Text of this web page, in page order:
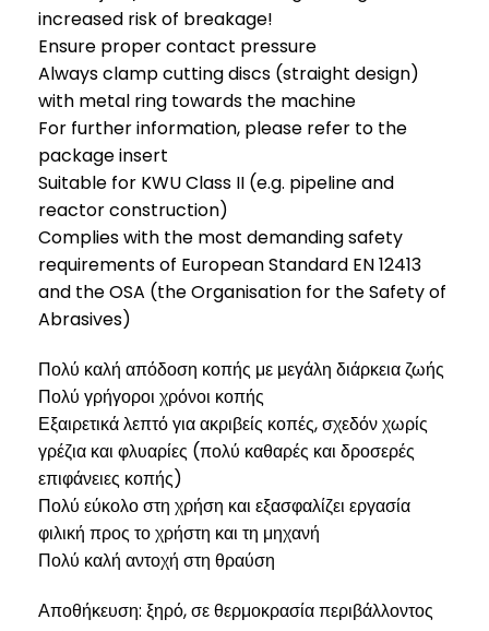
increased risk of breakage!
Ensure proper contact pressure
Always clamp cutting discs (straight design)
with metal ring towards the machine
For further information, please refer to the
package insert
Suitable for KWU Class II (e.g. pipeline and
reactor construction)
Complies with the most demanding safety
requirements of European Standard EN 12413
and the OSA (the Organisation for the Safety of
Abrasives)
Πολύ καλή απόδοση κοπής με μεγάλη διάρκεια ζωής
Πολύ γρήγοροι χρόνοι κοπής
Εξαιρετικά λεπτό για ακριβείς κοπές, σχεδόν χωρίς
γρέζια και φλυαρίες (πολύ καθαρές και δροσερές
επιφάνειες κοπής)
Πολύ εύκολο στη χρήση και εξασφαλίζει εργασία
φιλική προς το χρήστη και τη μηχανή
Πολύ καλή αντοχή στη θραύση
Αποθήκευση: ξηρό, σε θερμοκρασία περιβάλλοντος